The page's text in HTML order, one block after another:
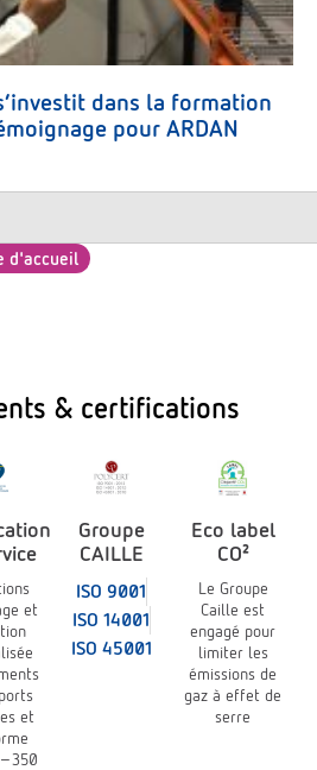
dans la formation
pour ARDAN
d'accueil
& certifications
et
et
350
Groupe
CAILLE
ISO 9001
ISO 14001
ISO 45001
Eco label
CO²
Le Groupe
Caille est
engagé pour
limiter les
émissions de
gaz à effet de
serre